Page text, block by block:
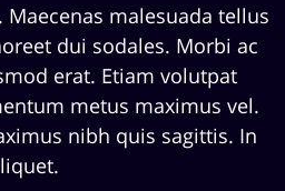
malesuada tellus
dui sodales. Morbi ac
erat. Etiam volutpat
metus maximus vel.
nibh quis sagittis. In